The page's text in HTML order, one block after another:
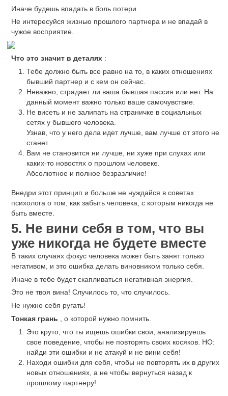
Иначе будешь впадать в боль потери.
Не интересуйся жизнью прошлого партнера и не впадай в
чужое восприятие.
Что это значит в деталях :
Тебе должно быть все равно на то, в каких отношениях
бывший партнер и с кем он сейчас.
Неважно, страдает ли ваша бывшая пассия или нет. На
данный момент важно только ваше самочувствие.
Не висеть и не залипать на страничке в социальных
сетях у бывшего человека.
Узнав, что у него дела идет лучше, вам лучше от этого не
станет.
Вам не становится ни лучше, ни хуже при слухах или
каких-то новостях о прошлом человеке.
Абсолютное и полное безразличие!
Внедри этот принцип и больше не нуждайся в советах
психолога о том, как забыть человека, с которым никогда не
быть вместе.
5. Не вини себя в том, что вы
уже никогда не будете вместе
В таких случаях фокус человека может быть занят только
негативом, и это ошибка делать виновником только себя.
Иначе в тебе будет скапливаться негативная энергия.
Это не твоя вина! Случилось то, что случилось.
Не нужно себя ругать!
Тонкая грань
, о которой нужно помнить.
Это круто, что ты ищешь ошибки свои, анализируешь
свое поведение, чтобы не повторять своих косяков. НО:
найди эти ошибки и не атакуй и не вини себя!
Находи ошибки для себя, чтобы не повторять их в других
новых отношениях, а не чтобы вернуться назад к
прошлому партнеру!